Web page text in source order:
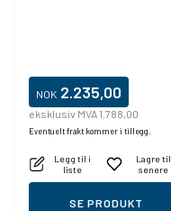
NOK 2.235,00
eksklusiv MVA 1.788,00
Eventuelt frakt kommer i tillegg.
Legg til i
liste
Lagre til
senere
SE PRODUKT